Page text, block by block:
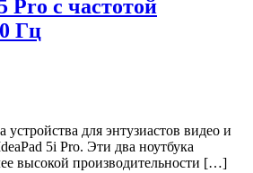
Pro с частотой
Гц
устройства для энтузиастов видео и
5i Pro. Эти два ноутбука
высокой производительности […]